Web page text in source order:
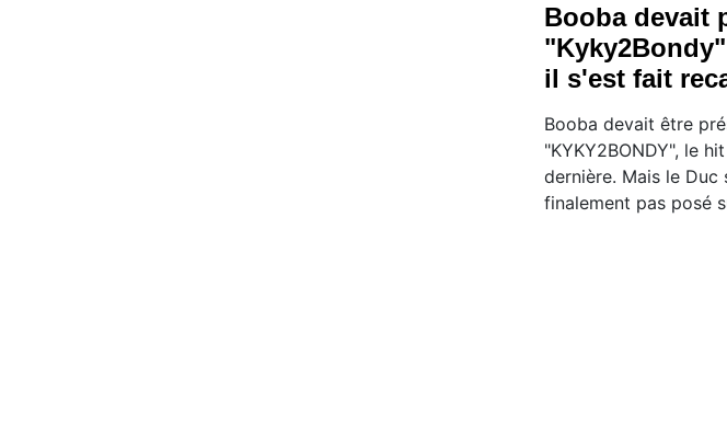
Booba devait
il s'est fait
Booba devait être
"KYKY2BONDY", le
dernière. Mais le
finalement pas posé